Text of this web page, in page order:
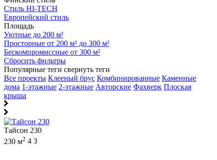
Стиль HI-TECH
Европейский стиль
Площадь
Уютные до 200 м²
Просторные от 200 м² до 300 м²
Бескомпромиссные от 300 м²
Сбросить фильтры
Популярные теги свернуть теги
Все проекты Клееный брус Комбинированные Каменные
дома 1-этажные 2-этажные Авторские Фахверк Плоская
крыша
Тайсон 230
230 м2 4 3